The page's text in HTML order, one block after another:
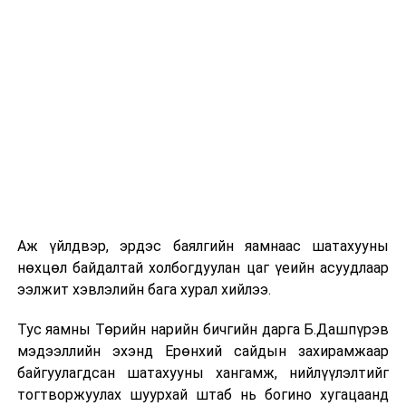
Аж үйлдвэр, эрдэс баялгийн яамнаас шатахууны
нөхцөл байдалтай холбогдуулан цаг үеийн асуудлаар
ээлжит хэвлэлийн бага хурал хийлээ.
Тус яамны Төрийн нарийн бичгийн дарга Б.Дашпүрэв
мэдээллийн эхэнд Ерөнхий сайдын захирамжаар
байгуулагдсан шатахууны хангамж, нийлүүлэлтийг
тогтворжуулах шуурхай штаб нь богино хугацаанд